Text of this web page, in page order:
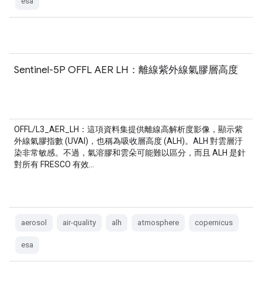
Sentinel-5P OFFL AER LH：離線紫外線氣膠層高度
OFFL/L3_AER_LH：這項資料集提供離線高解析度影像，顯示紫
外線氣膠指數 (UVAI)，也稱為吸收層高度 (ALH)。ALH 對雲層汙
染非常敏感。不過，氣溶膠和雲朵可能難以區分，而且 ALH 是針
對所有 FRESCO 有效…
aerosol air-quality alh atmosphere copernicus
esa